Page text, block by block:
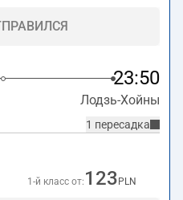
23:50
Лодзь-Хойны
1 пересадка
1-й класс от: 123 PLN